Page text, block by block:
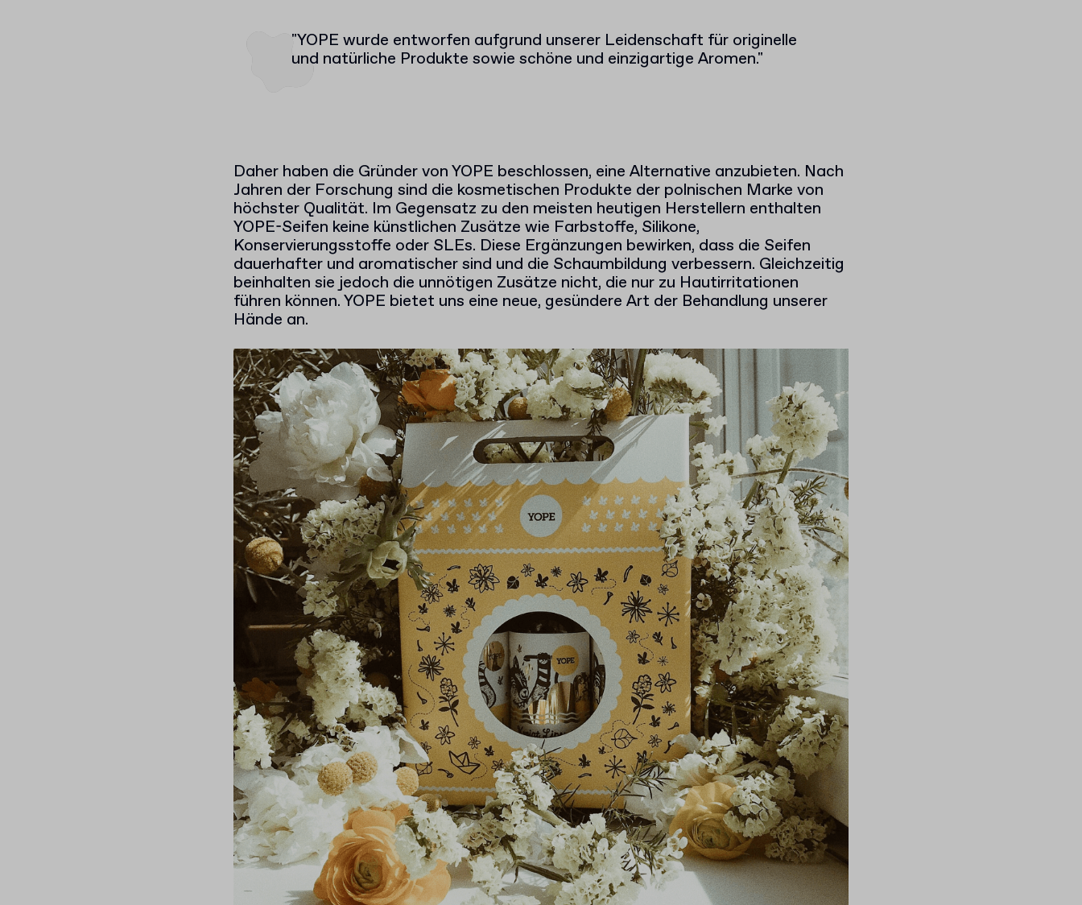
"YOPE wurde entworfen aufgrund unserer Leidenschaft für originelle
und natürliche Produkte sowie schöne und einzigartige Aromen."
Daher haben die Gründer von YOPE beschlossen, eine Alternative anzubieten. Nach
Jahren der Forschung sind die kosmetischen Produkte der polnischen Marke von
höchster Qualität. Im Gegensatz zu den meisten heutigen Herstellern enthalten
YOPE-Seifen keine künstlichen Zusätze wie Farbstoffe, Silikone,
Konservierungsstoffe oder SLEs. Diese Ergänzungen bewirken, dass die Seifen
dauerhafter und aromatischer sind und die Schaumbildung verbessern. Gleichzeitig
beinhalten sie jedoch die unnötigen Zusätze nicht, die nur zu Hautirritationen
führen können. YOPE bietet uns eine neue, gesündere Art der Behandlung unserer
Hände an.